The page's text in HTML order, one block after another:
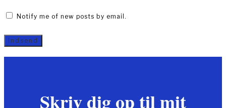
Notify me of new posts by email.
Skriv dig op til mit